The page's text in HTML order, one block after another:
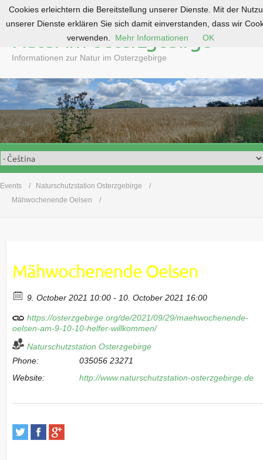
o
c
o
n
e
n
Natur im Osterzgebirge
Informationen zur Natur im Osterzgebirge
Events
Naturschutzstation Osterzgebirge
Mähwochenende Oelsen
Mähwochenende Oelsen
9. October 2021 10:00 - 10. October 2021 16:00
https://osterzgebirge.org/de/2021/09/29/maehwochenende-
oelsen-am-9-10-10-helfer-willkommen/
Naturschutzstation Osterzgebirge
Phone:
035056 23271
Website:
http://www.naturschutzstation-osterzgebirge.de
Cookies erleichtern die Bereitstellung unserer Dienste. Mit der
unserer Dienste erklären Sie sich damit einverstanden, dass wir
verwenden.
Mehr Informationen OK